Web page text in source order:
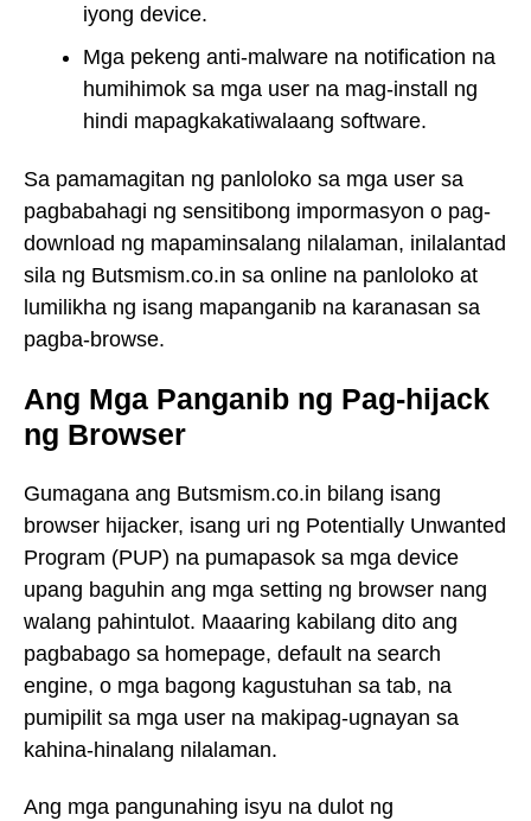
iyong device.
Mga pekeng anti-malware na notification na
humihimok sa mga user na mag-install ng
hindi mapagkakatiwalaang software.
Sa pamamagitan ng panloloko sa mga user sa
pagbabahagi ng sensitibong impormasyon o pag-
download ng mapaminsalang nilalaman, inilalantad
sila ng Butsmism.co.in sa online na panloloko at
lumilikha ng isang mapanganib na karanasan sa
pagba-browse.
Ang Mga Panganib ng Pag-hijack
ng Browser
Gumagana ang Butsmism.co.in bilang isang
browser hijacker, isang uri ng Potentially Unwanted
Program (PUP) na pumapasok sa mga device
upang baguhin ang mga setting ng browser nang
walang pahintulot. Maaaring kabilang dito ang
pagbabago sa homepage, default na search
engine, o mga bagong kagustuhan sa tab, na
pumipilit sa mga user na makipag-ugnayan sa
kahina-hinalang nilalaman.
Ang mga pangunahing isyu na dulot ng